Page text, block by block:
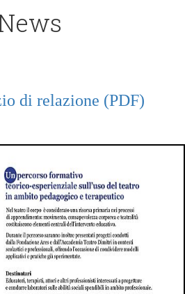
di relazione (PDF)